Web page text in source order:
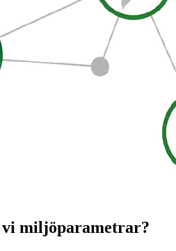
miljöparametrar?